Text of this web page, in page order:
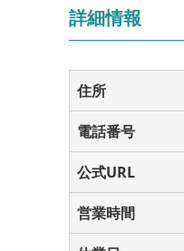
詳細情報
住所
電話番号
公式URL
営業時間